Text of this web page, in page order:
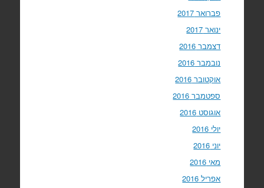
פברואר 2017
ינואר 2017
דצמבר 2016
נובמבר 2016
אוקטובר 2016
ספטמבר 2016
אוגוסט 2016
יולי 2016
יוני 2016
מאי 2016
אפריל 2016